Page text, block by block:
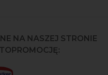
NA NASZEJ STRONIE